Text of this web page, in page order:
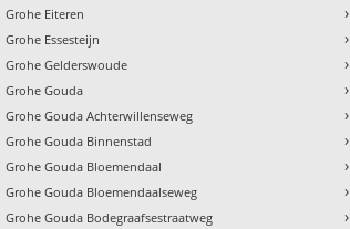
Grohe Eiteren
Grohe Essesteijn
Grohe Gelderswoude
Grohe Gouda
Grohe Gouda Achterwillenseweg
Grohe Gouda Binnenstad
Grohe Gouda Bloemendaal
Grohe Gouda Bloemendaalseweg
Grohe Gouda Bodegraafsestraatweg
›
›
›
›
›
›
›
›
›